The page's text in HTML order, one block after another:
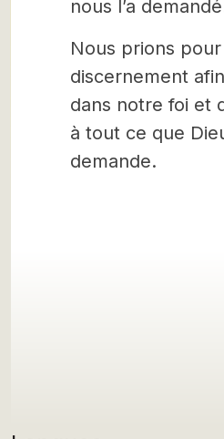
nous l’a
Nous prions
discernement
dans notre foi et
à tout ce que
demande.